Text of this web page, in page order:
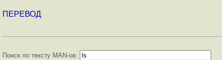
ПЕРЕВОД
Поиск по тексту MAN-ов: